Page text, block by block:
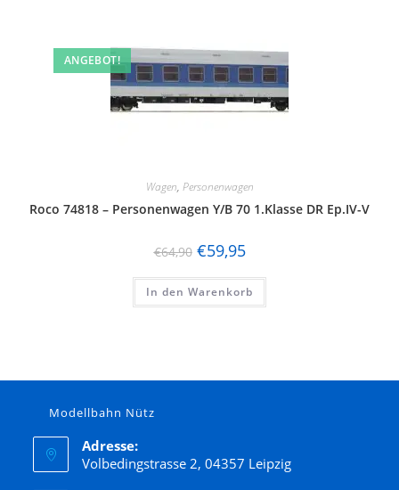
ANGEBOT!
Wagen, Personenwagen
Roco 74818 – Personenwagen Y/B 70 1.Klasse DR Ep.IV-V
€64,90 €59,95
In den Warenkorb
Modellbahn Nütz
Adresse:
Volbedingstrasse 2, 04357 Leipzig